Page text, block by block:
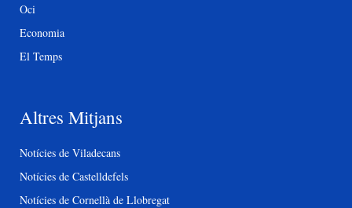
Oci
Economia
El Temps
Altres Mitjans
Notícies de Viladecans
Notícies de Castelldefels
Notícies de Cornellà de Llobregat